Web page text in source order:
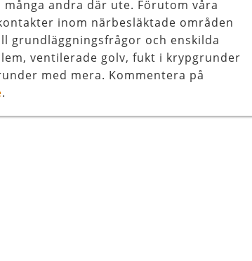
många andra där ute. Förutom våra
inom närbesläktade områden
grundläggningsfrågor och enskilda
ventilerade golv, fukt i krypgrunder
med mera. Kommentera på
.